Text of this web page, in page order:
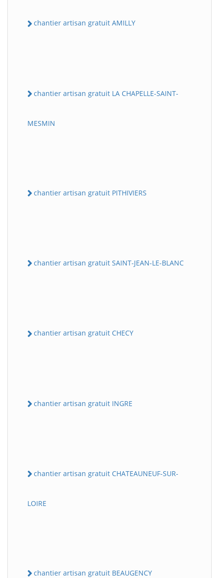
chantier artisan gratuit AMILLY
chantier artisan gratuit LA CHAPELLE-SAINT-
MESMIN
chantier artisan gratuit PITHIVIERS
chantier artisan gratuit SAINT-JEAN-LE-BLANC
chantier artisan gratuit CHECY
chantier artisan gratuit INGRE
chantier artisan gratuit CHATEAUNEUF-SUR-
LOIRE
chantier artisan gratuit BEAUGENCY